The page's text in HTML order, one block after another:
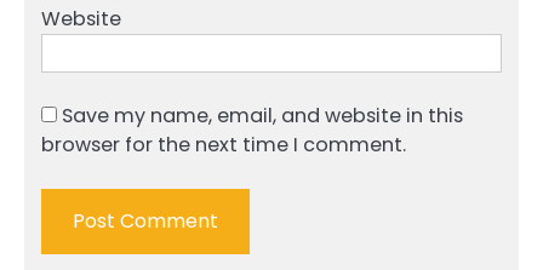
Website
Save my name, email, and website in this
browser for the next time I comment.